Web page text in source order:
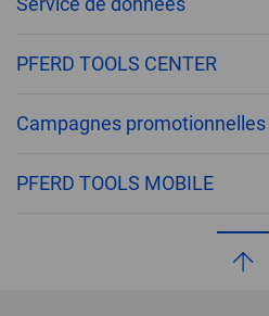
PFERD TOOLS CENTER
Campagnes promotionnelles
PFERD TOOLS MOBILE